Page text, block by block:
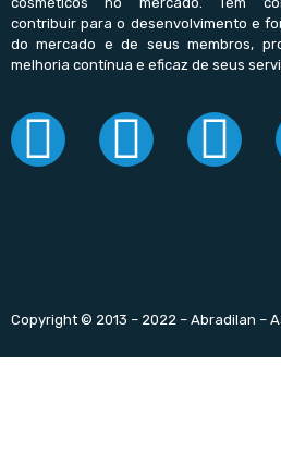
contribuir para o desenvolvimento e
do mercado e de seus membros,
melhoria contínua e eficaz de seus
Copyright © 2013 – 2022 – Abradilan –